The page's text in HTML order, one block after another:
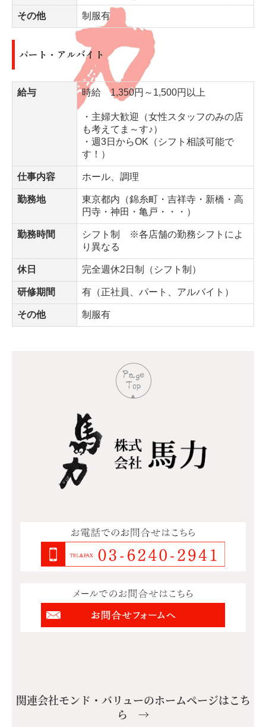
その他 制服有
パート・アルバイト
給与 時給 1,350円～1,500円以上
・主婦大歓迎（女性スタッフのみの店
も考えてま～す♪）
・週3日からOK（シフト相談可能で
す！）
仕事内容 ホール、調理
勤務地
東京都内（錦糸町・吉祥寺・新橋・高
円寺・神田・亀戸・・・）
勤務時間
シフト制 ※各店舗の勤務シフトによ
り異なる
休日 完全週休2日制（シフト制）
研修期間 有（正社員、パート、アルバイト）
その他 制服有
関連会社モンド・バリューのホームページはこち
ら →